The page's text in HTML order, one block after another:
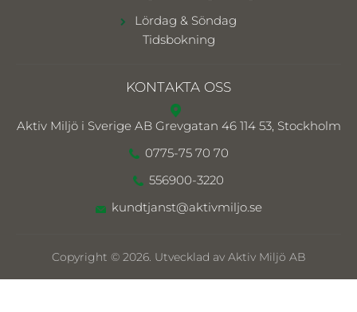
Lördag & Söndag
Tidsbokning
KONTAKTA OSS
Aktiv Miljö i Sverige AB Grevgatan 46 114 53, Stockholm
0775-75 70 70
556900-3220
kundtjanst@aktivmiljo.se
Copyright © 2026. Utvecklad av Aktiv Miljö AB